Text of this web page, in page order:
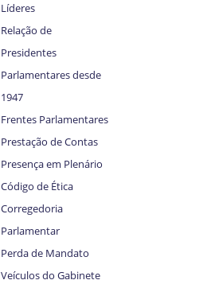
Líderes
Relação de
Presidentes
Parlamentares desde
1947
Frentes Parlamentares
Prestação de Contas
Presença em Plenário
Código de Ética
Corregedoria
Parlamentar
Perda de Mandato
Veículos do Gabinete